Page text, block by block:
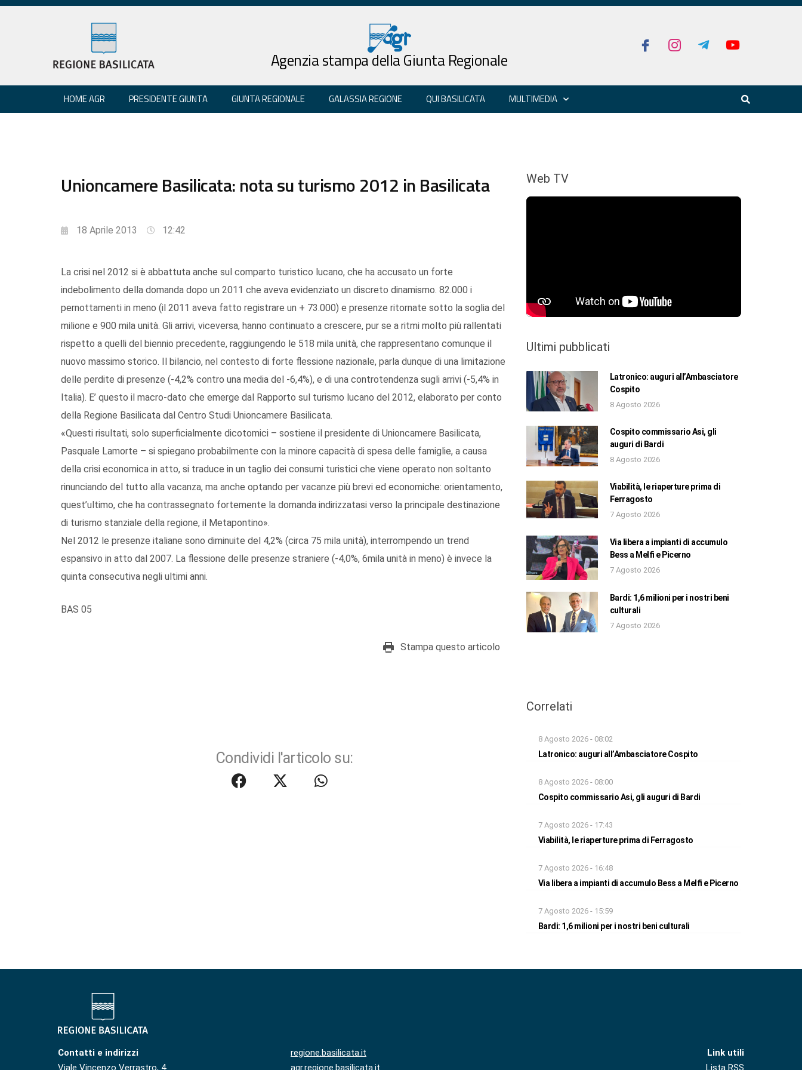
Agenzia stampa della Giunta Regionale
HOME AGR PRESIDENTE GIUNTA GIUNTA REGIONALE GALASSIA REGIONE QUI BASILICATA MULTIMEDIA
Unioncamere Basilicata: nota su turismo 2012 in Basilicata
18 Aprile 2013 12:42
La crisi nel 2012 si è abbattuta anche sul comparto turistico lucano, che ha accusato un forte
indebolimento della domanda dopo un 2011 che aveva evidenziato un discreto dinamismo. 82.000 i
pernottamenti in meno (il 2011 aveva fatto registrare un + 73.000) e presenze ritornate sotto la soglia del
milione e 900 mila unità. Gli arrivi, viceversa, hanno continuato a crescere, pur se a ritmi molto più rallentati
rispetto a quelli del biennio precedente, raggiungendo le 518 mila unità, che rappresentano comunque il
nuovo massimo storico. Il bilancio, nel contesto di forte flessione nazionale, parla dunque di una limitazione
delle perdite di presenze (-4,2% contro una media del -6,4%), e di una controtendenza sugli arrivi (-5,4% in
Italia). E’ questo il macro-dato che emerge dal Rapporto sul turismo lucano del 2012, elaborato per conto
della Regione Basilicata dal Centro Studi Unioncamere Basilicata.
«Questi risultati, solo superficialmente dicotomici – sostiene il presidente di Unioncamere Basilicata,
Pasquale Lamorte – si spiegano probabilmente con la minore capacità di spesa delle famiglie, a causa
della crisi economica in atto, si traduce in un taglio dei consumi turistici che viene operato non soltanto
rinunciando del tutto alla vacanza, ma anche optando per vacanze più brevi ed economiche: orientamento,
quest’ultimo, che ha contrassegnato fortemente la domanda indirizzatasi verso la principale destinazione
di turismo stanziale della regione, il Metapontino».
Nel 2012 le presenze italiane sono diminuite del 4,2% (circa 75 mila unità), interrompendo un trend
espansivo in atto dal 2007. La flessione delle presenze straniere (-4,0%, 6mila unità in meno) è invece la
quinta consecutiva negli ultimi anni.
BAS 05
Stampa questo articolo
Condividi l'articolo su:
Web TV
Ultimi pubblicati
Latronico: auguri all’Ambasciatore
Cospito
8 Agosto 2026
Cospito commissario Asi, gli
auguri di Bardi
8 Agosto 2026
Viabilità, le riaperture prima di
Ferragosto
7 Agosto 2026
Via libera a impianti di accumulo
Bess a Melfi e Picerno
7 Agosto 2026
Bardi: 1,6 milioni per i nostri beni
culturali
7 Agosto 2026
Correlati
8 Agosto 2026 - 08:02
Latronico: auguri all’Ambasciatore Cospito
8 Agosto 2026 - 08:00
Cospito commissario Asi, gli auguri di Bardi
7 Agosto 2026 - 17:43
Viabilità, le riaperture prima di Ferragosto
7 Agosto 2026 - 16:48
Via libera a impianti di accumulo Bess a Melfi e Picerno
7 Agosto 2026 - 15:59
Bardi: 1,6 milioni per i nostri beni culturali
Contatti e indirizzi
Viale Vincenzo Verrastro, 4
regione.basilicata.it
agr.regione.basilicata.it
Link utili
Lista RSS